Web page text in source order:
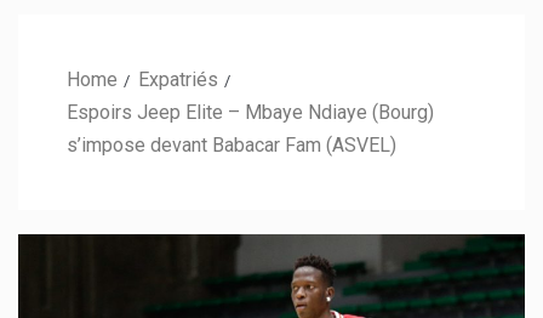
Home
Expatriés
Espoirs Jeep Elite – Mbaye Ndiaye (Bourg)
s’impose devant Babacar Fam (ASVEL)